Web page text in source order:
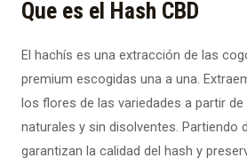
Que es el Hash CBD
El hachís es una extracción de las
premium escogidas una a una.
los flores de las variedades a partir
naturales y sin disolventes. Partiendo
garantizan la calidad del hash y